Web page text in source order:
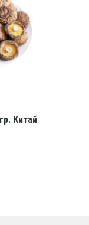
Китай